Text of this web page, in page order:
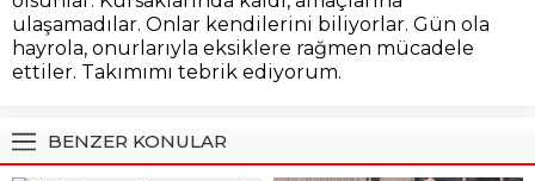
ulaşamadılar. Onlar kendilerini biliyorlar. Gün ola
hayrola, onurlarıyla eksiklere rağmen mücadele
ettiler. Takımımı tebrik ediyorum.
BENZER KONULAR